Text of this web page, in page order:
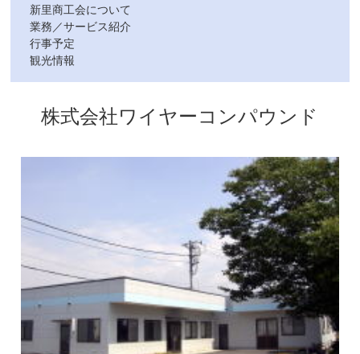
新里商工会について
業務／サービス紹介
行事予定
観光情報
株式会社ワイヤーコンパウンド